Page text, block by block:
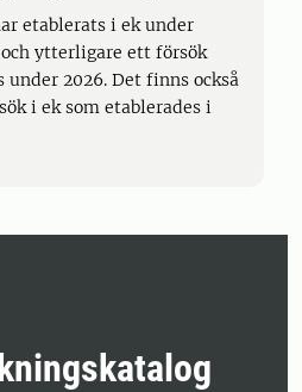
etablerats i ek under
ytterligare ett försök
2026. Det finns också
i ek som etablerades i